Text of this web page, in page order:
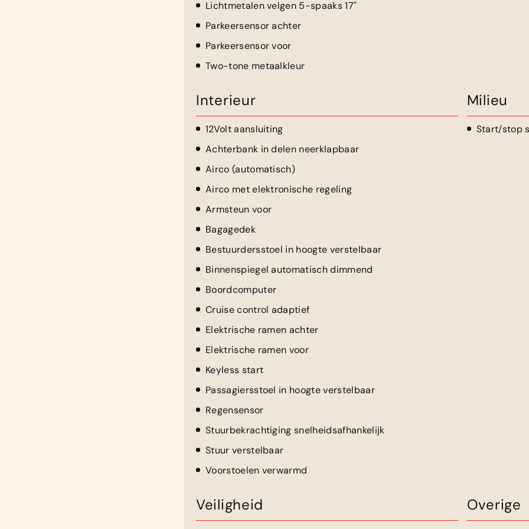
Lichtmetalen velgen 5-spaaks 17"
Parkeersensor achter
Parkeersensor voor
Two-tone metaalkleur
Interieur
12Volt aansluiting
Achterbank in delen neerklapbaar
Airco (automatisch)
Airco met elektronische regeling
Armsteun voor
Bagagedek
Bestuurdersstoel in hoogte verstelbaar
Binnenspiegel automatisch dimmend
Boordcomputer
Cruise control adaptief
Elektrische ramen achter
Elektrische ramen voor
Keyless start
Passagiersstoel in hoogte verstelbaar
Regensensor
Stuurbekrachtiging snelheidsafhankelijk
Stuur verstelbaar
Voorstoelen verwarmd
Milieu
Start/stop
Veiligheid Overige